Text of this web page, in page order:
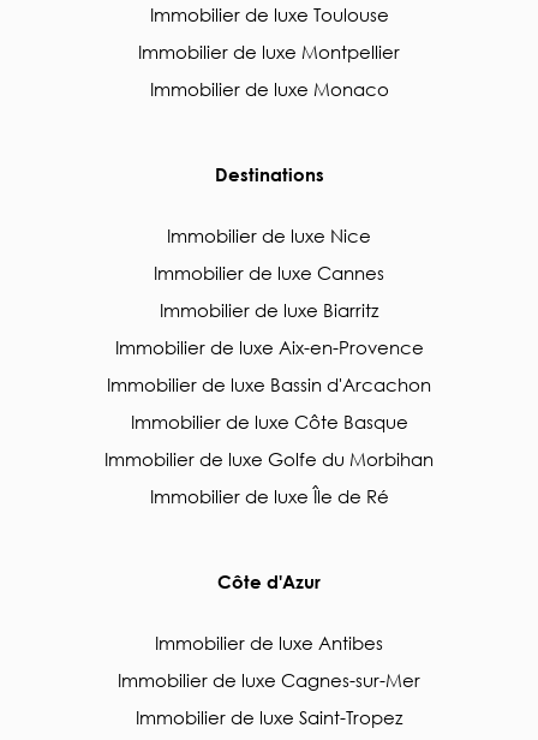
Immobilier de luxe Toulouse
Immobilier de luxe Montpellier
Immobilier de luxe Monaco
Destinations
Immobilier de luxe Nice
Immobilier de luxe Cannes
Immobilier de luxe Biarritz
Immobilier de luxe Aix-en-Provence
Immobilier de luxe Bassin d'Arcachon
Immobilier de luxe Côte Basque
Immobilier de luxe Golfe du Morbihan
Immobilier de luxe Île de Ré
Côte d'Azur
Immobilier de luxe Antibes
Immobilier de luxe Cagnes-sur-Mer
Immobilier de luxe Saint-Tropez